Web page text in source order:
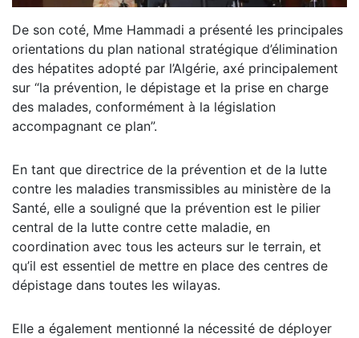
De son coté, Mme Hammadi a présenté les principales
orientations du plan national stratégique d’élimination
des hépatites adopté par l’Algérie, axé principalement
sur “la prévention, le dépistage et la prise en charge
des malades, conformément à la législation
accompagnant ce plan”.
En tant que directrice de la prévention et de la lutte
contre les maladies transmissibles au ministère de la
Santé, elle a souligné que la prévention est le pilier
central de la lutte contre cette maladie, en
coordination avec tous les acteurs sur le terrain, et
qu’il est essentiel de mettre en place des centres de
dépistage dans toutes les wilayas.
Elle a également mentionné la nécessité de déployer